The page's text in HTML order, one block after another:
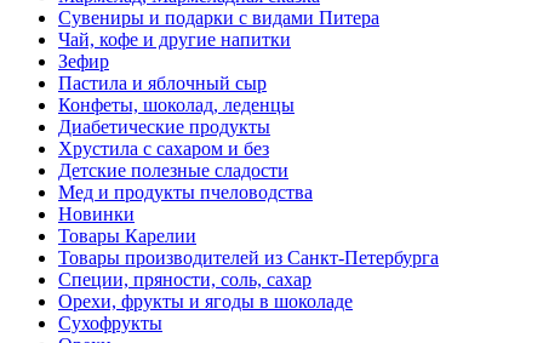
Сувениры и подарки с видами Питера
Чай, кофе и другие напитки
Зефир
Пастила и яблочный сыр
Конфеты, шоколад, леденцы
Диабетические продукты
Хрустила с сахаром и без
Детские полезные сладости
Мед и продукты пчеловодства
Новинки
Товары Карелии
Товары производителей из Санкт-Петербурга
Специи, пряности, соль, сахар
Орехи, фрукты и ягоды в шоколаде
Сухофрукты